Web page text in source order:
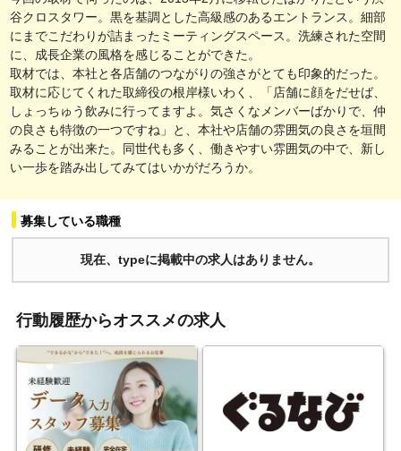
谷クロスタワー。黒を基調とした高級感のあるエントランス。細部
にまでこだわりが詰まったミーティングスペース。洗練された空間
に、成長企業の風格を感じることができた。
取材では、本社と各店舗のつながりの強さがとても印象的だった。
取材に応じてくれた取締役の根岸様いわく、「店舗に顔をだせば、
しょっちゅう飲みに行ってますよ。気さくなメンバーばかりで、仲
の良さも特徴の一つですね」と、本社や店舗の雰囲気の良さを垣間
みることが出来た。同世代も多く、働きやすい雰囲気の中で、新し
い一歩を踏み出してみてはいかがだろうか。
募集している職種
現在、typeに掲載中の求人はありません。
行動履歴からオススメの求人